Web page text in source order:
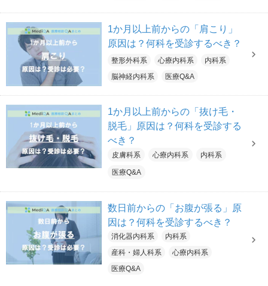
1か月以上前からの「肩こり」
原因は？何科を受診するべき？
整形外科系 心療内科系
内科系
脳神経内科系
医療Q&A
1か月以上前からの「抜け毛・
脱毛」原因は？何科を受診する
べき？
皮膚科系 心療内科系 内科系
医療Q&A
数日前からの「お腹が張る」原
因は？何科を受診するべき？
消化器内科系
内科系
産科・婦人科系
心療内科系
医療Q&A